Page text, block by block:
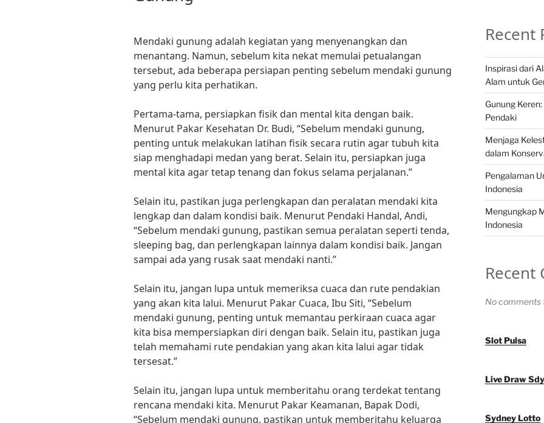
Mendaki gunung adalah kegiatan yang menyenangkan dan
menantang. Namun, sebelum kita nekat memulai petualangan
tersebut, ada beberapa persiapan penting sebelum mendaki gunung
yang perlu kita perhatikan.
Pertama-tama, persiapkan fisik dan mental kita dengan baik.
Menurut Pakar Kesehatan Dr. Budi, “Sebelum mendaki gunung,
penting untuk melakukan latihan fisik secara rutin agar tubuh kita
siap menghadapi medan yang berat. Selain itu, persiapkan juga
mental kita agar tetap tenang dan fokus selama perjalanan.”
Selain itu, pastikan juga perlengkapan dan peralatan mendaki kita
lengkap dan dalam kondisi baik. Menurut Pendaki Handal, Andi,
“Sebelum mendaki gunung, pastikan semua peralatan seperti tenda,
sleeping bag, dan perlengkapan lainnya dalam kondisi baik. Jangan
sampai ada yang rusak saat mendaki nanti.”
Selain itu, jangan lupa untuk memeriksa cuaca dan rute pendakian
yang akan kita lalui. Menurut Pakar Cuaca, Ibu Siti, “Sebelum
mendaki gunung, penting untuk memantau perkiraan cuaca agar
kita bisa mempersiapkan diri dengan baik. Selain itu, pastikan juga
telah memahami rute pendakian yang akan kita lalui agar tidak
tersesat.”
Selain itu, jangan lupa untuk memberitahu orang terdekat tentang
rencana mendaki kita. Menurut Pakar Keamanan, Bapak Dodi,
“Sebelum mendaki gunung, pastikan untuk memberitahu keluarga
Recent
Inspirasi dari
Alam untuk
Gunung
Pendaki
Menjaga
dalam
Pengalaman
Indonesia
Mengungkap
Indonesia
Recent
No comments
Slot Pulsa
Live Draw Sdy
Sydney Lotto